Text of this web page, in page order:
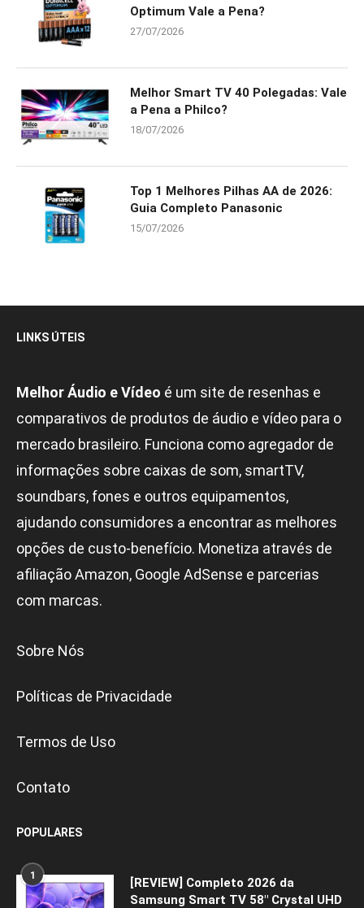
Optimum Vale a Pena?
27/07/2026
Melhor Smart TV 40 Polegadas: Vale
a Pena a Philco?
18/07/2026
Top 1 Melhores Pilhas AA de 2026:
Guia Completo Panasonic
15/07/2026
LINKS ÚTEIS
Melhor Áudio e Vídeo é um site de resenhas e
comparativos de produtos de áudio e vídeo para o
mercado brasileiro. Funciona como agregador de
informações sobre caixas de som, smartTV,
soundbars, fones e outros equipamentos,
ajudando consumidores a encontrar as melhores
opções de custo-benefício. Monetiza através de
afiliação Amazon, Google AdSense e parcerias
com marcas.
Sobre Nós
Políticas de Privacidade
Termos de Uso
Contato
POPULARES
1
[REVIEW] Completo 2026 da
Samsung Smart TV 58″ Crystal UHD